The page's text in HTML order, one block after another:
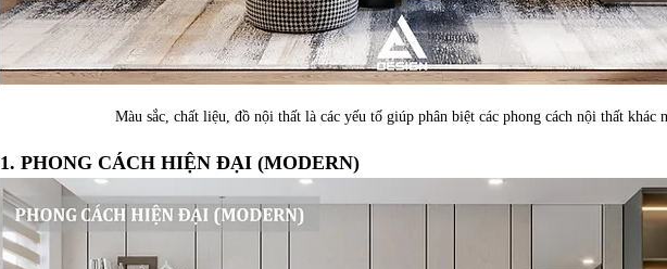
Màu sắc, chất liệu, đồ nội thất là các yếu tố giúp phân biệt các phong cách nội thất khác
1. PHONG CÁCH HIỆN ĐẠI (MODERN)